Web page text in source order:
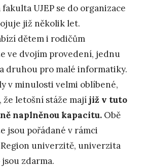
UJEP se do organizace
již několik let.
dětem i rodičům
ve dvojím provedení, jednu
druhou pro malé informatiky.
v minulosti velmi oblíbené,
letošní stáže majíjiž v tuto
naplněnou kapacitu. Obě
jsou pořádané v rámci
univerzitě, univerzita
zdarma.